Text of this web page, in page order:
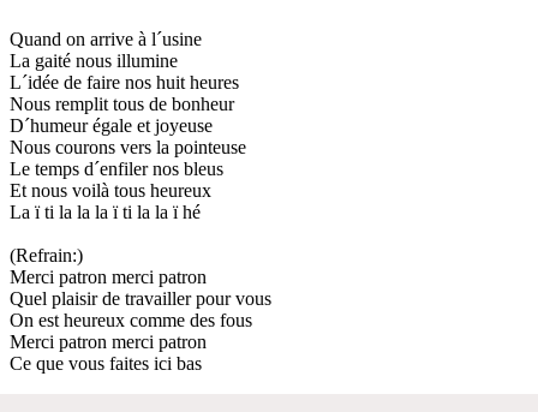
Quand on arrive à l´usine
La gaité nous illumine
L´idée de faire nos huit heures
Nous remplit tous de bonheur
D´humeur égale et joyeuse
Nous courons vers la pointeuse
Le temps d´enfiler nos bleus
Et nous voilà tous heureux
La ï ti la la la ï ti la la ï hé
(Refrain:)
Merci patron merci patron
Quel plaisir de travailler pour vous
On est heureux comme des fous
Merci patron merci patron
Ce que vous faites ici bas